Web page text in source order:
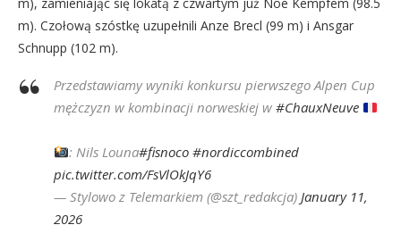
m). Czołową szóstkę uzupełnili Anze Brecl (99 m) i Ansgar
Schnupp (102 m).
Przedstawiamy wyniki konkursu pierwszego Alpen Cup
mężczyzn w kombinacji norweskiej w #ChauxNeuve
: Nils Louna#fisnoco #nordiccombined
pic.twitter.com/FsVlOkJqY6
— Stylowo z Telemarkiem (@szt_redakcja) January 11,
2026